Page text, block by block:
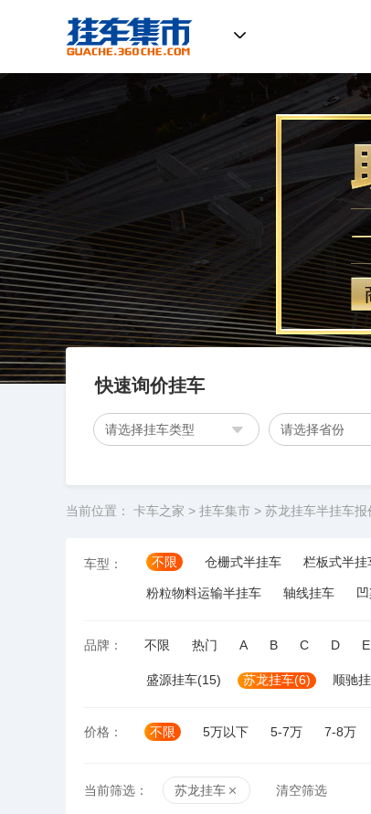
挂车集市
快速询价挂车
请选择挂车类型 请选择省份
当前位置： 卡车之家 > 挂车集市 > 苏龙挂车半挂车报
车型： 不限 仓栅式半挂车 栏板式半挂
粉粒物料运输半挂车 轴线挂车
品牌： 不限 热门 A B C D E
盛源挂车(15) 苏龙挂车(6) 顺驰
价格： 不限 5万以下 5-7万 7-8万
当前筛选： 苏龙挂车 清空筛选